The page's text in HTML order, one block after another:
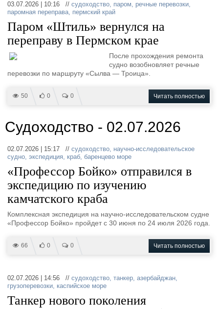
03.07.2026 | 10:16 // судоходство, паром, речные перевозки,
паромная переправа, пермский край
Паром «Штиль» вернулся на
переправу в Пермском крае
После прохождения ремонта
судно возобновляет речные
перевозки по маршруту «Сылва — Троица».
50 0 0 Читать полностью
Судоходство - 02.07.2026
02.07.2026 | 15:17 // судоходство, научно-исследовательское
судно, экспедиция, краб, баренцево море
«Профессор Бойко» отправился в
экспедицию по изучению
камчатского краба
Комплексная экспедиция на научно‑исследовательском судне
«Профессор Бойко» пройдет с 30 июня по 24 июля 2026 года.
66 0 0 Читать полностью
02.07.2026 | 14:56 // судоходство, танкер, азербайджан,
грузоперевозки, каспийское море
Танкер нового поколения